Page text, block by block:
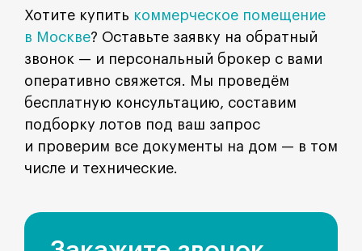
Хотите купить коммерческое помещение
в Москве? Оставьте заявку на обратный
звонок — и персональный брокер с вами
оперативно свяжется. Мы проведём
бесплатную консультацию, составим
подборку лотов под ваш запрос
и проверим все документы на дом — в том
числе и технические.